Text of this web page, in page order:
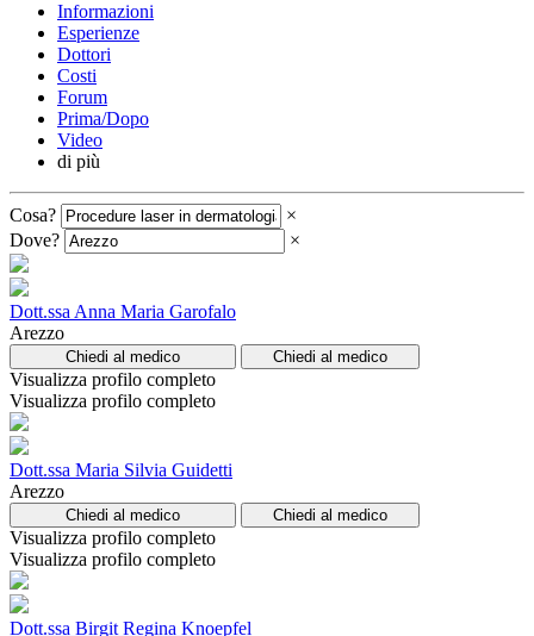
Informazioni
Esperienze
Dottori
Costi
Forum
Prima/Dopo
Video
di più
Cosa?
×
Dove?
×
Dott.ssa Anna Maria Garofalo
Arezzo
Chiedi al medico Chiedi al medico
Visualizza profilo completo
Visualizza profilo completo
Dott.ssa Maria Silvia Guidetti
Arezzo
Chiedi al medico Chiedi al medico
Visualizza profilo completo
Visualizza profilo completo
Dott.ssa Birgit Regina Knoepfel